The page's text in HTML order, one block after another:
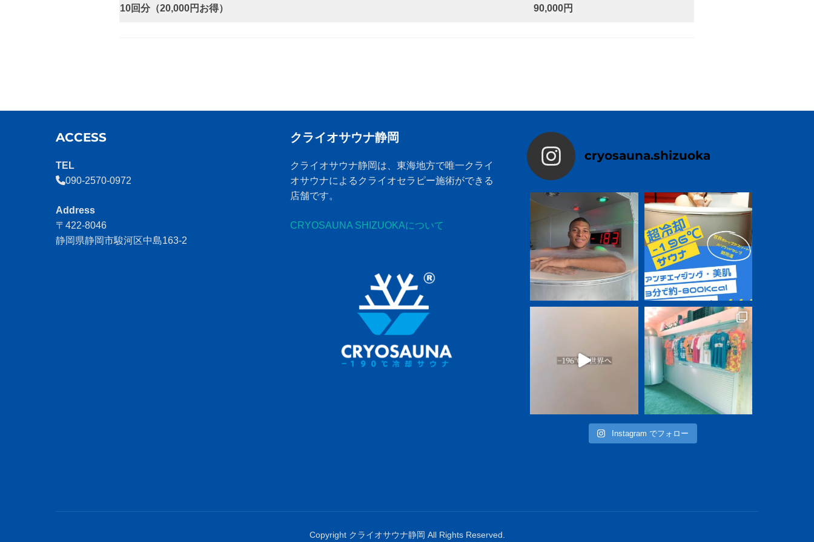
10回分（20,000円お得） 90,000円
ACCESS
TEL
090-2570-0972
Address
〒422-8046
静岡県静岡市駿河区中島163-2
クライオサウナ静岡
クライオサウナ静岡は、東海地方で唯一クライ
オサウナによるクライオセラピー施術ができる
店舗です。
CRYOSAUNA SHIZUOKAについて
cryosauna.shizuoka
Instagram でフォロー